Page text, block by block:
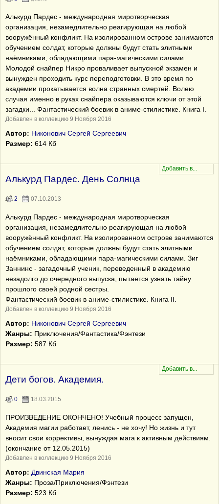
Алькурд Пардес - международная миротворческая
организация, незамедлительно реагирующая на любой
вооружённый конфликт. На изолированном острове занимаются
обучением солдат, которые должны будут стать элитными
наёмниками, обладающими пара-магическими силами.
Молодой снайпер Никро проваливает выпускной экзамен и
вынужден проходить курс переподготовки. В это время по
академии прокатывается волна странных смертей. Волею
случая именно в руках снайпера оказываются ключи от этой
загадки... Фантастический боевик в аниме-стилистике. Книга I.
Добавлен в коллекцию 9 Ноября 2016
Автор: Никонович Сергей Сергеевич
Размер: 614 Кб
Алькурд Пардес. День Солнца
2 07.10.2013
Алькурд Пардес - международная миротворческая
организация, незамедлительно реагирующая на любой
вооружённый конфликт. На изолированном острове занимаются
обучением солдат, которые должны будут стать элитными
наёмниками, обладающими пара-магическими силами. Зиг
Заннинс - загадочный ученик, переведенный в академию
незадолго до очередного выпуска, пытается узнать тайну
прошлого своей родной сестры.
Фантастический боевик в аниме-стилистике. Книга II.
Добавлен в коллекцию 9 Ноября 2016
Автор: Никонович Сергей Сергеевич
Жанры: Приключения/Фантастика/Фэнтези
Размер: 587 Кб
Дети богов. Академия.
0 18.03.2015
ПРОИЗВЕДЕНИЕ ОКОНЧЕНО! Учебный процесс запущен,
Академия магии работает, ленись - не хочу! Но жизнь и тут
вносит свои коррективы, вынуждая мага к активным действиям.
(окончание от 12.05.2015)
Добавлен в коллекцию 9 Ноября 2016
Автор: Двинская Мария
Жанры: Проза/Приключения/Фэнтези
Размер: 523 Кб